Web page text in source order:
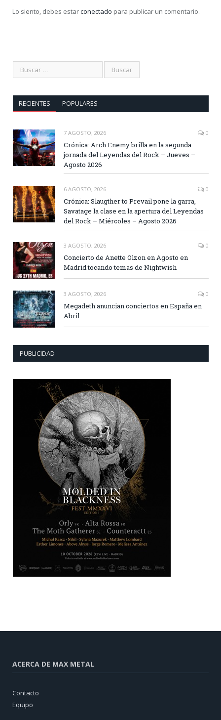
Lo siento, debes estarconectado para publicar un comentario.
RECIENTES POPULARES
7 AGOSTO, 2026 0
Crónica: Arch Enemy brilla en la segunda
jornada del Leyendas del Rock – Jueves –
Agosto 2026
6 AGOSTO, 2026 0
Crónica: Slaugther to Prevail pone la garra,
Savatage la clase en la apertura del Leyendas
del Rock – Miércoles – Agosto 2026
3 AGOSTO, 2026 0
Concierto de Anette Olzon en Agosto en
Madrid tocando temas de Nightwish
3 AGOSTO, 2026 0
Megadeth anuncian conciertos en España en
Abril
PUBLICIDAD
ACERCA DE MAX METAL
Contacto
Equipo